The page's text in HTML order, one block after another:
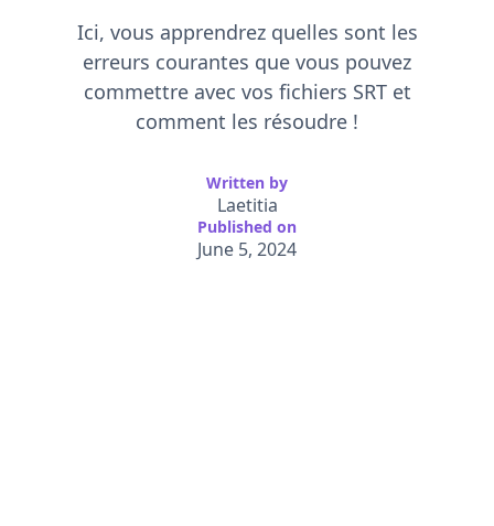
Ici, vous apprendrez quelles sont les
erreurs courantes que vous pouvez
commettre avec vos fichiers SRT et
comment les résoudre !
Written by
Laetitia
Published on
June 5, 2024